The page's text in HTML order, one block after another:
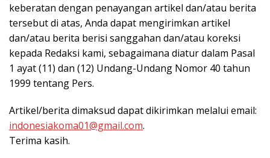
keberatan dengan penayangan artikel dan/atau berita
tersebut di atas, Anda dapat mengirimkan artikel
dan/atau berita berisi sanggahan dan/atau koreksi
kepada Redaksi kami, sebagaimana diatur dalam Pasal
1 ayat (11) dan (12) Undang-Undang Nomor 40 tahun
1999 tentang Pers.
Artikel/berita dimaksud dapat dikirimkan melalui email:
indonesiakoma01@gmail.com.
Terima kasih.